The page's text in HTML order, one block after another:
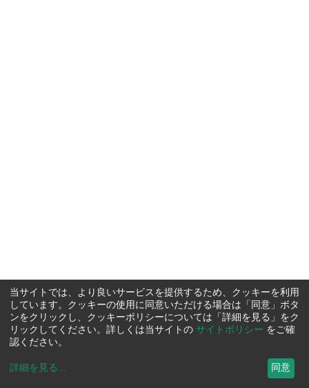
当サイトでは、より良いサービスを提供するため、クッキーを利用
しています。クッキーの使用に同意いただける場合は「同意」ボタ
ンをクリックし、クッキーポリシーについては「詳細を見る」をク
リックしてください。詳しくは当サイトの サイトポリシー をご確
認ください。
詳細を見る ... 同意